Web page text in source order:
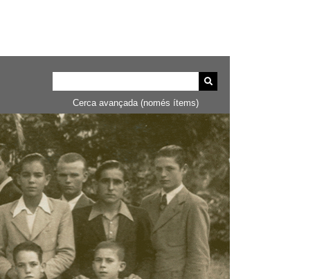
Cerca avançada (només ítems)